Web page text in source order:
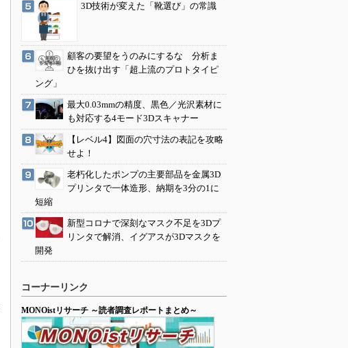
3D技術が変えた「靴選び」の常識
顧客の要望をうのみにするな 分析ま
ひを抜け出す「超上流のプロトタイピ
ング」
最大0.03mmの精度、黒色／光沢素材に
も対応する4モード3Dスキャナー
【レベル4】図面の穴寸法の表記を攻略
せよ！
老朽化したポンプの主要部品を金属3D
プリンタで一体造形、納期を3分の1に
短縮
新型コロナで深刻なマスク不足を3Dプ
リンタで解消、イグアスが3Dマスクを
開発
コーナーリンク
MONOistリサーチ ～読者調査レポートまとめ～